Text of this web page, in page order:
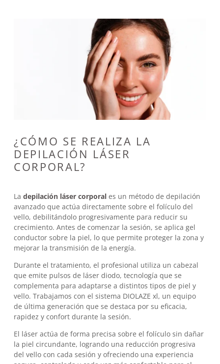
¿CÓMO SE REALIZA LA
DEPILACIÓN LÁSER
CORPORAL?
Ladepilación láser corporal es un método de depilación
avanzado que actúa directamente sobre el folículo del
vello, debilitándolo progresivamente para reducir su
crecimiento. Antes de comenzar la sesión, se aplica gel
conductor sobre la piel, lo que permite proteger la zona y
mejorar la transmisión de la energía.
Durante el tratamiento, el profesional utiliza un cabezal
que emite pulsos de láser diodo, tecnología que se
complementa para adaptarse a distintos tipos de piel y
vello. Trabajamos con el sistema DIOLAZE xl, un equipo
de última generación que se destaca por su eficacia,
rapidez y confort durante la sesión.
El láser actúa de forma precisa sobre el folículo sin dañar
la piel circundante, logrando una reducción progresiva
del vello con cada sesión y ofreciendo una experiencia